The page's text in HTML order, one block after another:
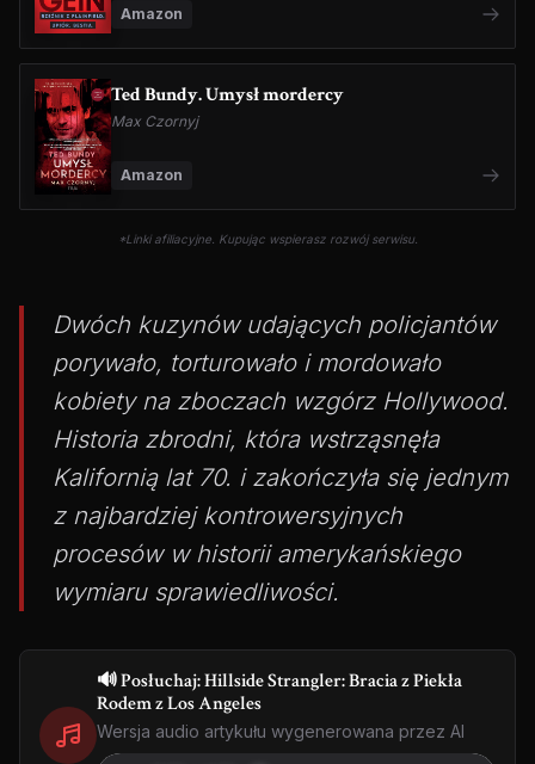
Amazon
Ted Bundy. Umysł mordercy
Max Czornyj
Amazon
*Linki afiliacyjne. Kupując wspierasz rozwój serwisu.
Dwóch kuzynów udających policjantów
porywało, torturowało i mordowało
kobiety na zboczach wzgórz Hollywood.
Historia zbrodni, która wstrząsnęła
Kalifornią lat 70. i zakończyła się jednym
z najbardziej kontrowersyjnych
procesów w historii amerykańskiego
wymiaru sprawiedliwości.
🔊 Posłuchaj: Hillside Strangler: Bracia z Piekła
Rodem z Los Angeles
Wersja audio artykułu wygenerowana przez AI